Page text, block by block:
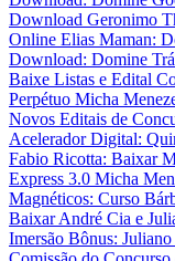
Download Geronimo
Online Elias Maman:
Download: Domine
Baixe Listas e Edital
Perpétuo Micha
Novos Editais de
Acelerador Digital:
Fabio Ricotta: Baixar
Express 3.0 Micha
Magnéticos: Curso
Baixar André Cia e
Imersão Bônus: